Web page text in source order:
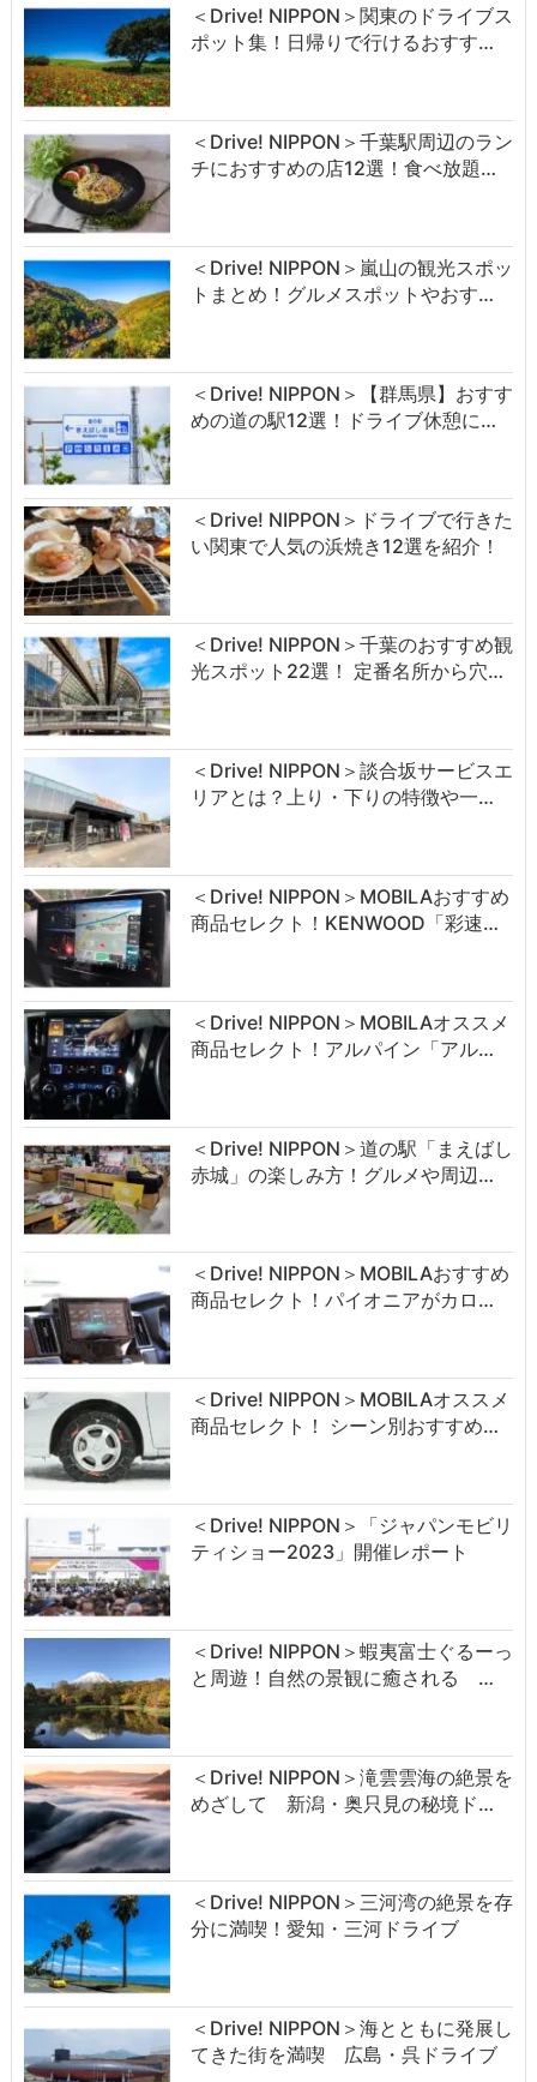
＜Drive! NIPPON＞関東のドライブス
ポット集！日帰りで行けるおすす…
＜Drive! NIPPON＞千葉駅周辺のラン
チにおすすめの店12選！食べ放題…
＜Drive! NIPPON＞嵐山の観光スポッ
トまとめ！グルメスポットやおす…
＜Drive! NIPPON＞【群馬県】おすす
めの道の駅12選！ドライブ休憩に…
＜Drive! NIPPON＞ドライブで行きた
い関東で人気の浜焼き12選を紹介！
＜Drive! NIPPON＞千葉のおすすめ観
光スポット22選！ 定番名所から穴…
＜Drive! NIPPON＞談合坂サービスエ
リアとは？上り・下りの特徴や一…
＜Drive! NIPPON＞MOBILAおすすめ
商品セレクト！KENWOOD「彩速…
＜Drive! NIPPON＞MOBILAオススメ
商品セレクト！アルパイン「アル…
＜Drive! NIPPON＞道の駅「まえばし
赤城」の楽しみ方！グルメや周辺…
＜Drive! NIPPON＞MOBILAおすすめ
商品セレクト！パイオニアがカロ…
＜Drive! NIPPON＞MOBILAオススメ
商品セレクト！ シーン別おすすめ…
＜Drive! NIPPON＞「ジャパンモビリ
ティショー2023」開催レポート
＜Drive! NIPPON＞蝦夷富士ぐるーっ
と周遊！自然の景観に癒される …
＜Drive! NIPPON＞滝雲雲海の絶景を
めざして 新潟・奥只見の秘境ド…
＜Drive! NIPPON＞三河湾の絶景を存
分に満喫！愛知・三河ドライブ
＜Drive! NIPPON＞海とともに発展し
てきた街を満喫 広島・呉ドライブ